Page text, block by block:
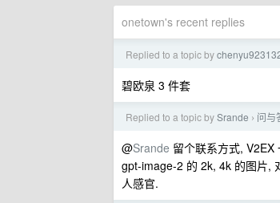
onetown's recent replies
Replied to a topic by
碧欧泉 3 件套
Replied to a topic bySrande › 问与
@Srande 留个联系方式,
gpt-image-2 的 2k, 4k 的图片,
人感官.